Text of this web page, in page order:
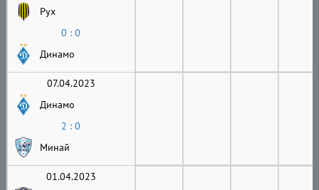
Рух
0 : 0
Динамо
07.04.2023
Динамо
2 : 0
Минай
01.04.2023